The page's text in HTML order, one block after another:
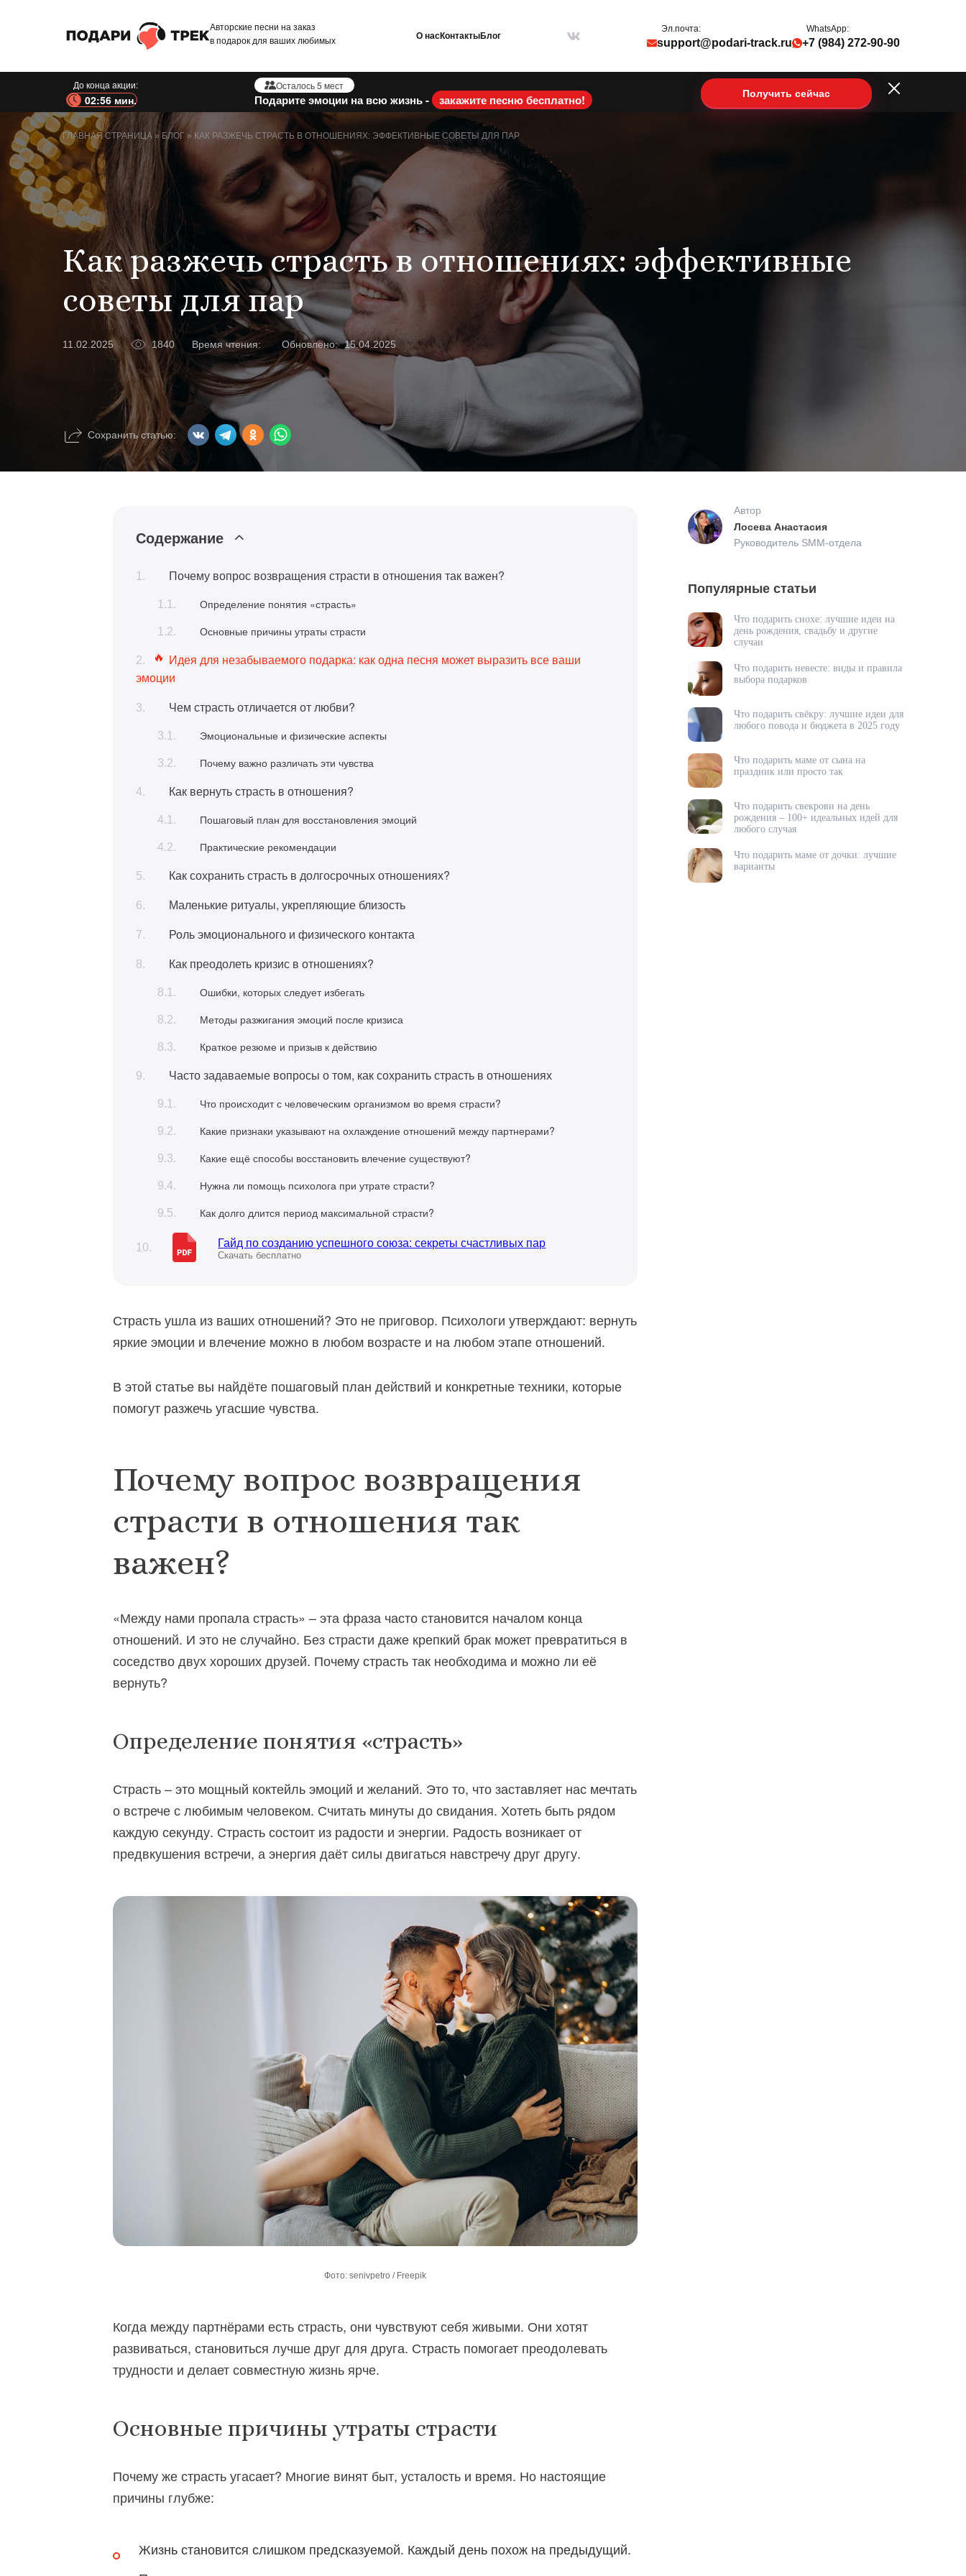
Авторские песни на заказ
в подарок для ваших любимых
О насКонтактыБлог
Эл.почта:
support@podari-track.ru
WhatsApp:
+7 (984) 272-90-90
До конца акции:
02:54 мин.
Осталось 5 мест
Подарите эмоции на всю жизнь - закажите песню бесплатно! Получить сейчас
ГЛАВНАЯ СТРАНИЦА » БЛОГ » КАК РАЗЖЕЧЬ СТРАСТЬ В ОТНОШЕНИЯХ: ЭФФЕКТИВНЫЕ СОВЕТЫ ДЛЯ ПАР
Как разжечь страсть в отношениях: эффективные
советы для пар
11.02.2025 1840 Время чтения: Обновлено: 15.04.2025
Сохранить статью:
Содержание
Почему вопрос возвращения страсти в отношения так важен?
Определение понятия «страсть»
Основные причины утраты страсти
Идея для незабываемого подарка: как одна песня может выразить все ваши
эмоции
Чем страсть отличается от любви?
Эмоциональные и физические аспекты
Почему важно различать эти чувства
Как вернуть страсть в отношения?
Пошаговый план для восстановления эмоций
Практические рекомендации
Как сохранить страсть в долгосрочных отношениях?
Маленькие ритуалы, укрепляющие близость
Роль эмоционального и физического контакта
Как преодолеть кризис в отношениях?
Ошибки, которых следует избегать
Методы разжигания эмоций после кризиса
Краткое резюме и призыв к действию
Часто задаваемые вопросы о том, как сохранить страсть в отношениях
Что происходит с человеческим организмом во время страсти?
Какие признаки указывают на охлаждение отношений между партнерами?
Какие ещё способы восстановить влечение существуют?
Нужна ли помощь психолога при утрате страсти?
Как долго длится период максимальной страсти?
Гайд по созданию успешного союза: секреты счастливых пар
Скачать бесплатно
Страсть ушла из ваших отношений? Это не приговор. Психологи утверждают: вернуть
яркие эмоции и влечение можно в любом возрасте и на любом этапе отношений.
В этой статье вы найдёте пошаговый план действий и конкретные техники, которые
помогут разжечь угасшие чувства.
Почему вопрос возвращения
страсти в отношения так
важен?
«Между нами пропала страсть» – эта фраза часто становится началом конца
отношений. И это не случайно. Без страсти даже крепкий брак может превратиться в
соседство двух хороших друзей. Почему страсть так необходима и можно ли её
вернуть?
Определение понятия «страсть»
Страсть – это мощный коктейль эмоций и желаний. Это то, что заставляет нас мечтать
о встрече с любимым человеком. Считать минуты до свидания. Хотеть быть рядом
каждую секунду. Страсть состоит из радости и энергии. Радость возникает от
предвкушения встречи, а энергия даёт силы двигаться навстречу друг другу.
Фото: senivpetro / Freepik
Когда между партнёрами есть страсть, они чувствуют себя живыми. Они хотят
развиваться, становиться лучше друг для друга. Страсть помогает преодолевать
трудности и делает совместную жизнь ярче.
Основные причины утраты страсти
Почему же страсть угасает? Многие винят быт, усталость и время. Но настоящие
причины глубже:
Жизнь становится слишком предсказуемой. Каждый день похож на предыдущий.
Автор
Лосева Анастасия
Руководитель SMM-отдела
Популярные статьи
Что подарить снохе: лучшие идеи на
день рождения, свадьбу и другие
случаи
Что подарить невесте: виды и правила
выбора подарков
Что подарить свёкру: лучшие идеи для
любого повода и бюджета в 2025 году
Что подарить маме от сына на
праздник или просто так
Что подарить свекрови на день
рождения – 100+ идеальных идей для
любого случая
Что подарить маме от дочки: лучшие
варианты